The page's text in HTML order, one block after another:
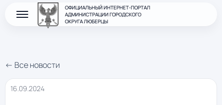
ОФИЦИАЛЬНЫЙ ИНТЕРНЕТ-ПОРТАЛ
АДМИНИСТРАЦИИ ГОРОДСКОГО
ОКРУГА ЛЮБЕРЦЫ
← Все новости
16.09.2024